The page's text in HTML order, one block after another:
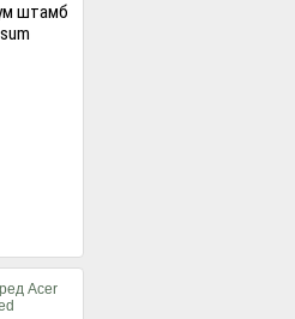
штамб